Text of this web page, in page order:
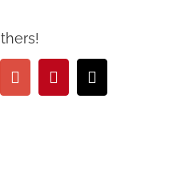
Google+Pinterest